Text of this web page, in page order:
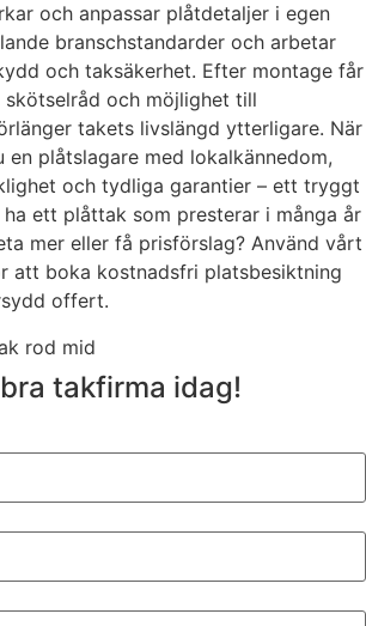
och anpassar plåtdetaljer i egen
branschstandarder och arbetar
och taksäkerhet. Efter montage får
och möjlighet till
takets livslängd ytterligare. När
en plåtslagare med lokalkännedom,
och tydliga garantier – ett tryggt
ett plåttak som presterar i många år
mer eller få prisförslag? Använd vårt
att boka kostnadsfri platsbesiktning
offert.
takfirma idag!